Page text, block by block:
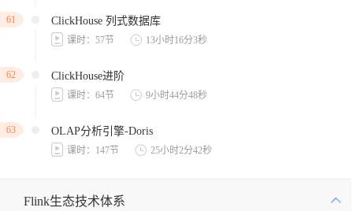
61 ClickHouse 列式数据库
课时：57节 13小时16分3秒
62 ClickHouse进阶
课时：64节 9小时44分48秒
63 OLAP分析引擎-Doris
课时：147节 25小时2分42秒
Flink生态技术体系